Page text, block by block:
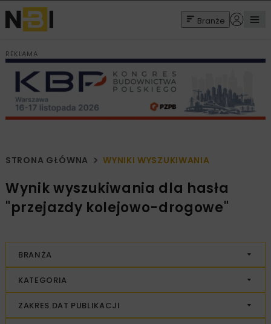
Branże
REKLAMA
STRONA GŁÓWNA WYNIKI WYSZUKIWANIA
Wynik wyszukiwania dla hasła
"przejazdy kolejowo-drogowe"
BRANŻA
KATEGORIA
ZAKRES DAT PUBLIKACJI